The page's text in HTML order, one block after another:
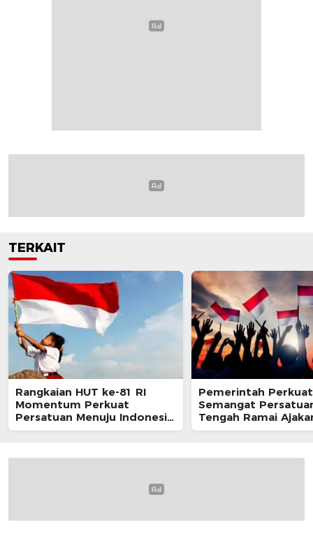
TERKAIT
Rangkaian HUT ke-81 RI
Momentum Perkuat
Persatuan Menuju Indonesia
Berdaulat, Adil, dan Makmur
Pemerintah Perkuat
Semangat
Tengah Ramai
Perayaan HUT RI